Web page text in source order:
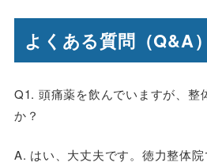
よくある質問（Q&A）
Q1. 頭痛薬を飲んでいますが、整
か？
A. はい、大丈夫です。徳力整体